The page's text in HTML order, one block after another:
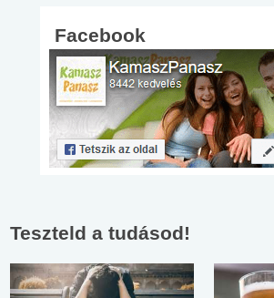
Facebook
Teszteld a tudásod!